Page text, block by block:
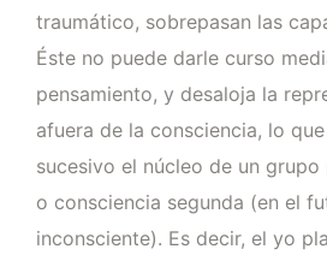
traumático, sobrepasan las
Éste no puede darle curso
pensamiento, y desaloja la
afuera de la consciencia, lo
sucesivo el núcleo de un
o consciencia segunda (en el
inconsciente). Es decir, el yo